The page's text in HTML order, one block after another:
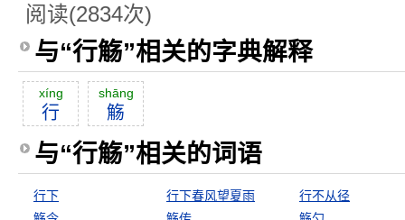
阅读(2834次)
与“行觞”相关的字典解释
xíng
行
shāng
觞
与“行觞”相关的词语
行下 行下春风望夏雨
行不从径